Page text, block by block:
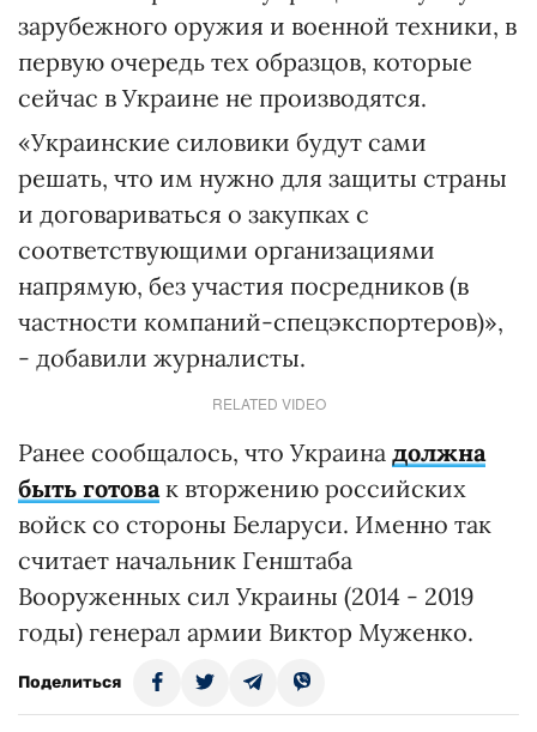
зарубежного оружия и военной техники, в
первую очередь тех образцов, которые
сейчас в Украине не производятся.
«Украинские силовики будут сами
решать, что им нужно для защиты страны
и договариваться о закупках с
соответствующими организациями
напрямую, без участия посредников (в
частности компаний-спецэкспортеров)»,
- добавили журналисты.
RELATED VIDEO
Ранее сообщалось, что Украина должна
быть готовак вторжению российских
войск со стороны Беларуси. Именно так
считает начальник Генштаба
Вооруженных сил Украины (2014 - 2019
годы) генерал армии Виктор Муженко.
Поделиться